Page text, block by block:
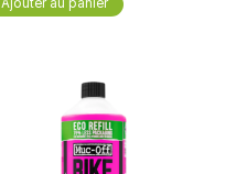
Ajouter au panier